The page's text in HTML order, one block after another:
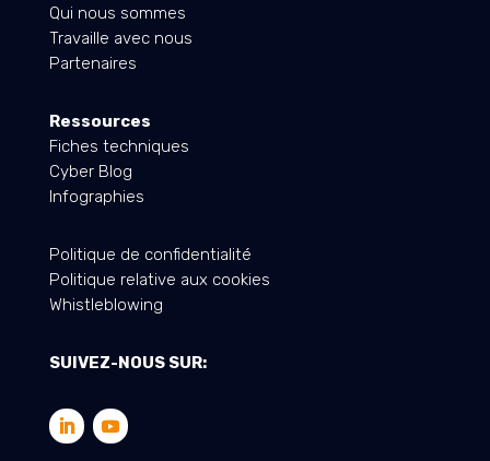
Qui nous sommes
Travaille avec nous
Partenaires
Ressources
Fiches techniques
Cyber Blog
Infographies
Politique de confidentialité
Politique relative aux cookies
Whistleblowing
SUIVEZ-NOUS SUR: